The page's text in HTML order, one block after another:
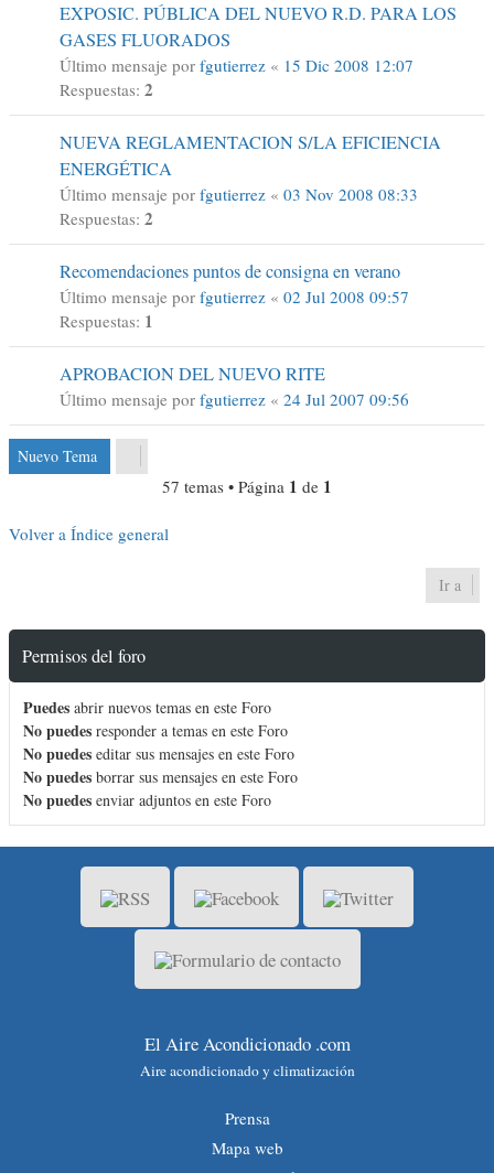
EXPOSIC. PÚBLICA DEL NUEVO R.D. PARA LOS
GASES FLUORADOS
Último mensaje por fgutierrez « 15 Dic 2008 12:07
Respuestas: 2
NUEVA REGLAMENTACION S/LA EFICIENCIA
ENERGÉTICA
Último mensaje por fgutierrez « 03 Nov 2008 08:33
Respuestas: 2
Recomendaciones puntos de consigna en verano
Último mensaje por fgutierrez « 02 Jul 2008 09:57
Respuestas: 1
APROBACION DEL NUEVO RITE
Último mensaje por fgutierrez « 24 Jul 2007 09:56
Nuevo Tema
57 temas • Página 1 de 1
Volver a Índice general
Ir a
Permisos del foro
Puedes abrir nuevos temas en este Foro
No puedes responder a temas en este Foro
No puedes editar sus mensajes en este Foro
No puedes borrar sus mensajes en este Foro
No puedes enviar adjuntos en este Foro
El Aire Acondicionado .com
Aire acondicionado y climatización
Prensa
Mapa web